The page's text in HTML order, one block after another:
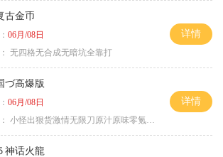
古金币
06月/08日
无四格无合成无暗坑全靠打
详情
づ高爆版
06月/08日
小怪出狠货激情无限刀原汁原味零氪通关
详情
神话火龍